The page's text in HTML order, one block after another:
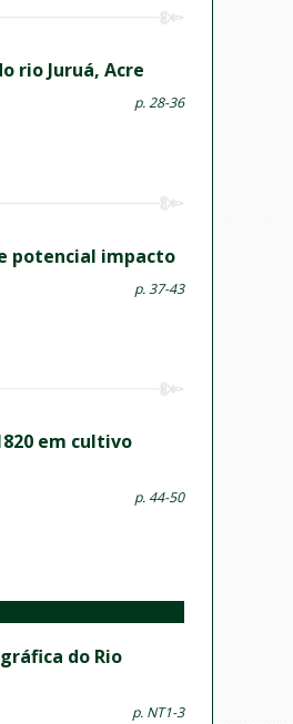
rio Juruá, Acre
p. 28-36
potencial impacto
p. 37-43
em cultivo
p. 44-50
do Rio
p. NT1-3